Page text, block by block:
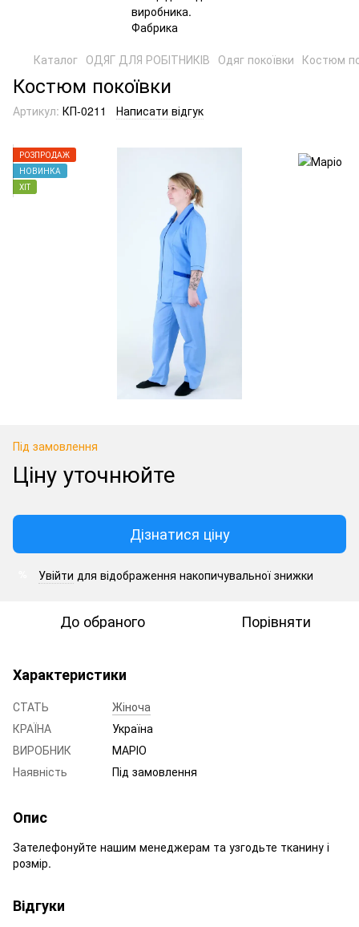
Каталог ОДЯГ ДЛЯ РОБІТНИКІВ Одяг покоївки Костюм
Костюм покоївки
Артикул: КП-0211 Написати відгук
РОЗПРОДАЖ
НОВИНКА
ХІТ
Під замовлення
Ціну уточнюйте
Дізнатися ціну
Увійти для відображення накопичувальної знижки
До обраного Порівняти
Характеристики
СТАТЬ
Жіноча
КРАЇНА
Україна
ВИРОБНИК
МАРІО
Наявність
Під замовлення
Опис
Зателефонуйте нашим менеджерам та узгодьте тканину і
розмір.
Відгуки